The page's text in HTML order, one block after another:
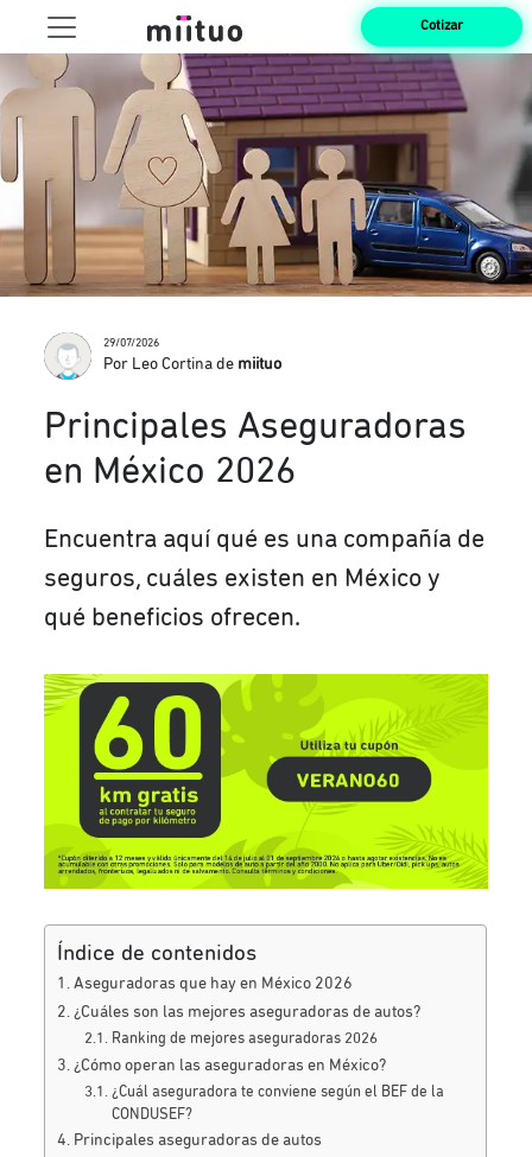
Cotizar
29/07/2026
Por Leo Cortina de miituo
Principales Aseguradoras
en México 2026
Encuentra aquí qué es una compañía de
seguros, cuáles existen en México y
qué beneficios ofrecen.
Índice de contenidos
Aseguradoras que hay en México 2026
¿Cuáles son las mejores aseguradoras de autos?
Ranking de mejores aseguradoras 2026
¿Cómo operan las aseguradoras en México?
¿Cuál aseguradora te conviene según el BEF de la
CONDUSEF?
Principales aseguradoras de autos